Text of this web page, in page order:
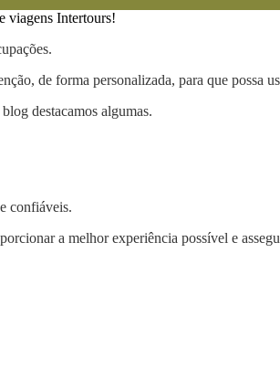
de forma personalizada, para que possa
destacamos algumas.
confiáveis.
a melhor experiência possível e